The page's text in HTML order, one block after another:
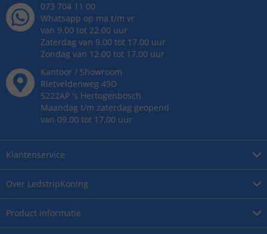
Over LedstripKoning
Product informatie
Klantenservice
073 704 11 00
Whatsapp op ma t/m vr
van 9.00 tot 22.00 uur
Zaterdag van 9.00 tot 17.00 uur
Zondag van 12.00 tot 17.00 uur
Kantoor / Showroom
Rietveldenweg 49D
5222AP 's Hertogenbosch
Maandag t/m zaterdag geopend
van 09.00 tot 17.00 uur